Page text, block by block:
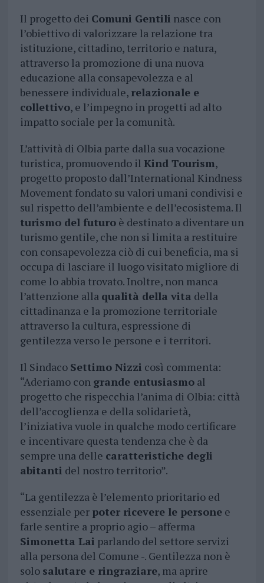
Il progetto dei Comuni Gentili nasce con
l’obiettivo di valorizzare la relazione tra
istituzione, cittadino, territorio e natura,
attraverso la promozione di una nuova
educazione alla consapevolezza e al
benessere individuale, relazionale e
collettivo, e l’impegno in progetti ad alto
impatto sociale per la comunità.
L’attività di Olbia parte dalla sua vocazione
turistica, promuovendo il Kind Tourism,
progetto proposto dall’International Kindness
Movement fondato su valori umani condivisi e
sul rispetto dell’ambiente e dell’ecosistema. Il
turismo del futuroè destinato a diventare un
turismo gentile, che non si limita a restituire
con consapevolezza ciò di cui beneficia, ma si
occupa di lasciare il luogo visitato migliore di
come lo abbia trovato. Inoltre, non manca
l’attenzione alla qualità della vita della
cittadinanza e la promozione territoriale
attraverso la cultura, espressione di
gentilezza verso le persone e i territori.
Il Sindaco Settimo Nizzi così commenta:
“Aderiamo con grande entusiasmoal
progetto che rispecchia l’anima di Olbia: città
dell’accoglienza e della solidarietà,
l’iniziativa vuole in qualche modo certificare
e incentivare questa tendenza che è da
sempre una delle caratteristiche degli
abitanti del nostro territorio”.
“La gentilezza è l’elemento prioritario ed
essenziale per poter ricevere le personee
farle sentire a proprio agio – afferma
Simonetta Lai parlando del settore servizi
alla persona del Comune -. Gentilezza non è
solo salutare e ringraziare, ma aprire